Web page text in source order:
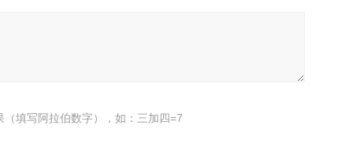
（填写阿拉伯数字），如：三加四=7